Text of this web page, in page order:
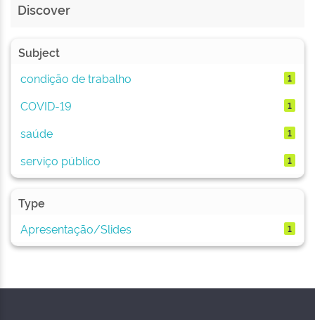
Discover
Subject
condição de trabalho
1
COVID-19 1
saúde 1
serviço público 1
Type
Apresentação/Slides
1